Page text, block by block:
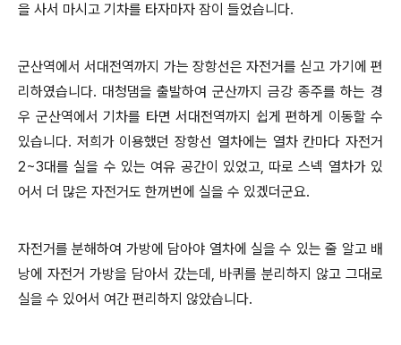
을 사서 마시고 기차를 타자마자 잠이 들었습니다.
군산역에서 서대전역까지 가는 장항선은 자전거를 싣고 가기에 편
리하였습니다. 대청댐을 출발하여 군산까지 금강 종주를 하는 경
우 군산역에서 기차를 타면 서대전역까지 쉽게 편하게 이동할 수
있습니다. 저희가 이용했던 장항선 열차에는 열차 칸마다 자전거
2~3대를 실을 수 있는 여유 공간이 있었고, 따로 스넥 열차가 있
어서 더 많은 자전거도 한꺼번에 실을 수 있겠더군요.
자전거를 분해하여 가방에 담아야 열차에 실을 수 있는 줄 알고 배
낭에 자전거 가방을 담아서 갔는데, 바퀴를 분리하지 않고 그대로
실을 수 있어서 여간 편리하지 않았습니다.